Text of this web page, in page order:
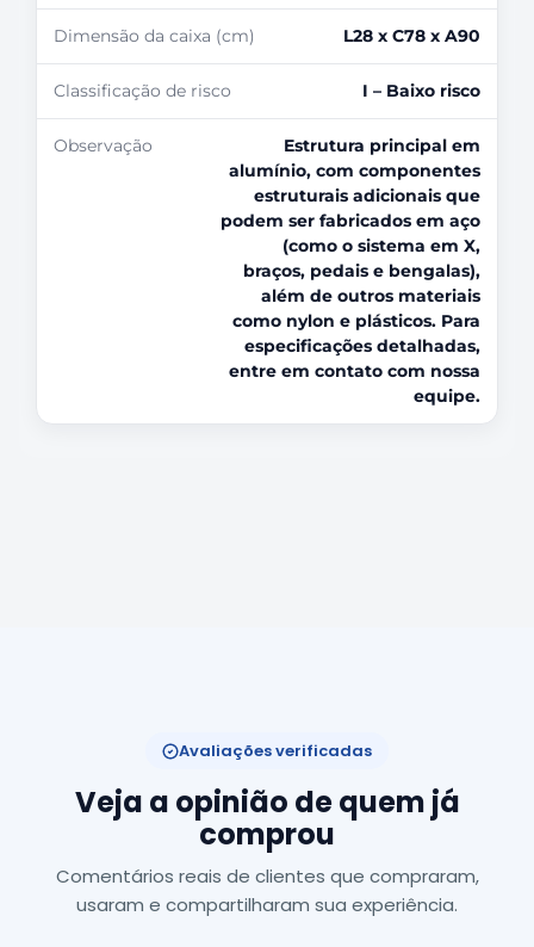
Dimensão da caixa (cm) L28 x C78 x A90
Classificação de risco I – Baixo risco
Observação
Estrutura principal em
alumínio, com componentes
estruturais adicionais que
podem ser fabricados em aço
(como o sistema em X,
braços, pedais e bengalas),
além de outros materiais
como nylon e plásticos. Para
especificações detalhadas,
entre em contato com nossa
equipe.
Avaliações verificadas
Veja a opinião de quem já
comprou
Comentários reais de clientes que compraram,
usaram e compartilharam sua experiência.